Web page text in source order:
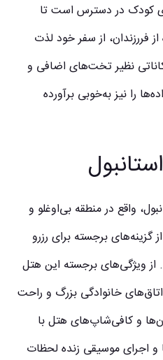
کودک در دسترس است تا
فررزندان، از سفر خود لذت
نظیر تخت‌های اضافی و
را نیز به‌خوبی برآورده
واقع در منطقه بی‌اوغلو و
گزینه‌های برجسته برای رزرو
ویژگی‌های برجسته این هتل
خانوادگی بزرگ و راحت
و کافی‌شاپ‌های هتل با
و اجرای موسیقی زنده لحظات